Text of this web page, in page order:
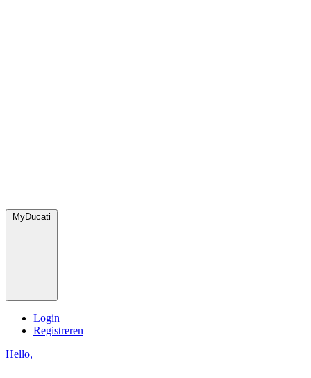
MyDucati
Login
Registreren
Hello,